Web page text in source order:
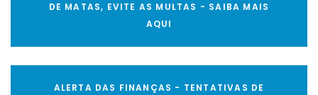
DE MATAS, EVITE AS MULTAS - SAIBA MAIS
AQUI
ALERTA DAS FINANÇAS - TENTATIVAS DE